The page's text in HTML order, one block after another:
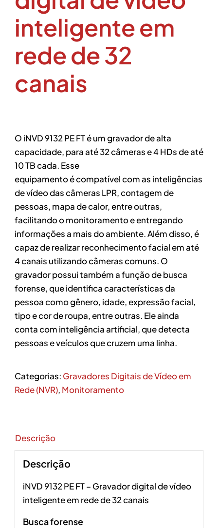
inteligente em
rede de 32
canais
O iNVD 9132 PE FT é um gravador de alta
capacidade, para até 32 câmeras e 4 HDs de até
10 TB cada. Esse
equipamento é compatível com as inteligências
de vídeo das câmeras LPR, contagem de
pessoas, mapa de calor, entre outras,
facilitando o monitoramento e entregando
informações a mais do ambiente. Além disso, é
capaz de realizar reconhecimento facial em até
4 canais utilizando câmeras comuns. O
gravador possui também a função de busca
forense, que identifica características da
pessoa como gênero, idade, expressão facial,
tipo e cor de roupa, entre outras. Ele ainda
conta com inteligência artificial, que detecta
pessoas e veículos que cruzem uma linha.
Categorias: Gravadores Digitais de Vídeo em
Rede (NVR), Monitoramento
Descrição
Descrição
iNVD 9132 PE FT – Gravador digital de vídeo
inteligente em rede de 32 canais
Busca forense